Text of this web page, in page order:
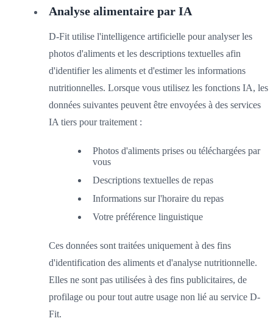
Analyse alimentaire par IA
D-Fit utilise l'intelligence artificielle pour analyser les
photos d'aliments et les descriptions textuelles afin
d'identifier les aliments et d'estimer les informations
nutritionnelles. Lorsque vous utilisez les fonctions IA, les
données suivantes peuvent être envoyées à des services
IA tiers pour traitement :
Photos d'aliments prises ou téléchargées par
vous
Descriptions textuelles de repas
Informations sur l'horaire du repas
Votre préférence linguistique
Ces données sont traitées uniquement à des fins
d'identification des aliments et d'analyse nutritionnelle.
Elles ne sont pas utilisées à des fins publicitaires, de
profilage ou pour tout autre usage non lié au service D-
Fit.